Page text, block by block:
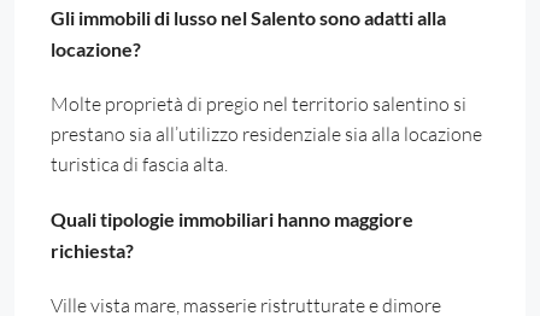
Gli immobili di lusso nel Salento sono adatti alla
locazione?
Molte proprietà di pregio nel territorio salentino si
prestano sia all’utilizzo residenziale sia alla locazione
turistica di fascia alta.
Quali tipologie immobiliari hanno maggiore
richiesta?
Ville vista mare, masserie ristrutturate e dimore